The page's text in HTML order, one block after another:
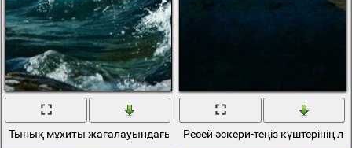
Тынық мұхиты жағалауындағы теңіз серфингіРесей әскери-теңіз күштерінің